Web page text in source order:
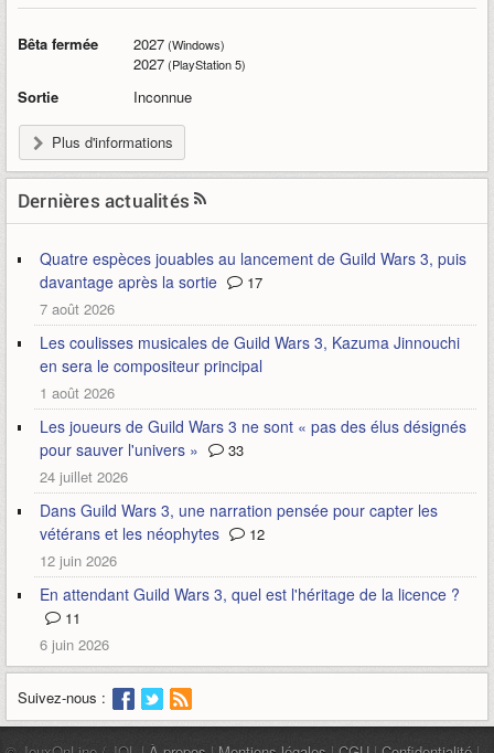
Bêta fermée 2027(Windows)
2027(PlayStation 5)
Sortie Inconnue
Plus d'informations
Dernières actualités
Quatre espèces jouables au lancement de Guild Wars 3, puis
davantage après la sortie
17
7 août 2026
Les coulisses musicales de Guild Wars 3, Kazuma Jinnouchi
en sera le compositeur principal
1 août 2026
Les joueurs de Guild Wars 3 ne sont « pas des élus désignés
pour sauver l'univers »
33
24 juillet 2026
Dans Guild Wars 3, une narration pensée pour capter les
vétérans et les néophytes
12
12 juin 2026
En attendant Guild Wars 3, quel est l'héritage de la licence ?
11
6 juin 2026
Suivez-nous :